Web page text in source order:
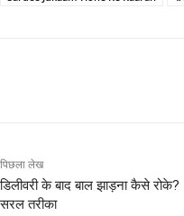
पिछला लेख
डिलीवरी के बाद बाल झाड़ना कैसे रोके?
सरल तरीका